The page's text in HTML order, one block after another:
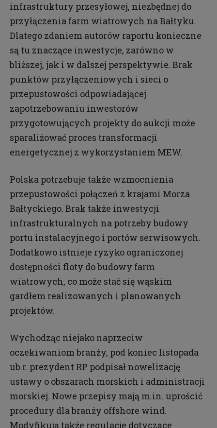
infrastruktury przesyłowej, niezbędnej do
przyłączenia farm wiatrowych na Bałtyku.
Dlatego zdaniem autorów raportu konieczne
są tu znaczące inwestycje, zarówno w
bliższej, jak i w dalszej perspektywie. Brak
punktów przyłączeniowych i sieci o
przepustowości odpowiadającej
zapotrzebowaniu inwestorów
przygotowujących projekty do aukcji może
sparaliżować proces transformacji
energetycznej z wykorzystaniem MEW.
Polska potrzebuje także wzmocnienia
przepustowości połączeń z krajami Morza
Bałtyckiego. Brak także inwestycji
infrastrukturalnych na potrzeby budowy
portu instalacyjnego i portów serwisowych.
Dodatkowo istnieje ryzyko ograniczonej
dostępności floty do budowy farm
wiatrowych, co może stać się wąskim
gardłem realizowanych i planowanych
projektów.
Wychodząc niejako naprzeciw
oczekiwaniom branży, pod koniec listopada
ub.r. prezydent RP podpisał nowelizację
ustawy o obszarach morskich i administracji
morskiej. Nowe przepisy mają m.in. uprościć
procedury dla branży offshore wind.
Modyfikują także regulacje dotyczące